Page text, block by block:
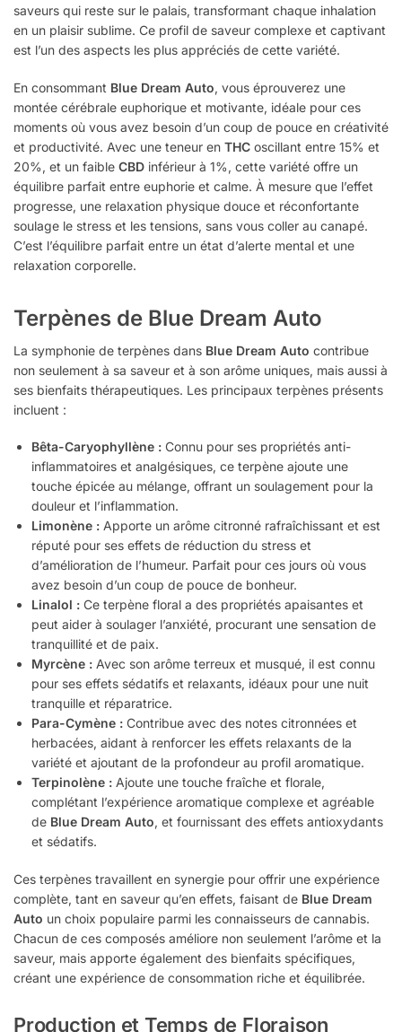
saveurs qui reste sur le palais, transformant chaque inhalation
en un plaisir sublime. Ce profil de saveur complexe et captivant
est l’un des aspects les plus appréciés de cette variété.
En consommant Blue Dream Auto, vous éprouverez une
montée cérébrale euphorique et motivante, idéale pour ces
moments où vous avez besoin d’un coup de pouce en créativité
et productivité. Avec une teneur en THC oscillant entre 15% et
20%, et un faible CBD inférieur à 1%, cette variété offre un
équilibre parfait entre euphorie et calme. À mesure que l’effet
progresse, une relaxation physique douce et réconfortante
soulage le stress et les tensions, sans vous coller au canapé.
C’est l’équilibre parfait entre un état d’alerte mental et une
relaxation corporelle.
Terpènes de Blue Dream Auto
La symphonie de terpènes dans Blue Dream Auto contribue
non seulement à sa saveur et à son arôme uniques, mais aussi à
ses bienfaits thérapeutiques. Les principaux terpènes présents
incluent :
Bêta-Caryophyllène : Connu pour ses propriétés anti-
inflammatoires et analgésiques, ce terpène ajoute une
touche épicée au mélange, offrant un soulagement pour la
douleur et l’inflammation.
Limonène : Apporte un arôme citronné rafraîchissant et est
réputé pour ses effets de réduction du stress et
d’amélioration de l’humeur. Parfait pour ces jours où vous
avez besoin d’un coup de pouce de bonheur.
Linalol : Ce terpène floral a des propriétés apaisantes et
peut aider à soulager l’anxiété, procurant une sensation de
tranquillité et de paix.
Myrcène : Avec son arôme terreux et musqué, il est connu
pour ses effets sédatifs et relaxants, idéaux pour une nuit
tranquille et réparatrice.
Para-Cymène : Contribue avec des notes citronnées et
herbacées, aidant à renforcer les effets relaxants de la
variété et ajoutant de la profondeur au profil aromatique.
Terpinolène : Ajoute une touche fraîche et florale,
complétant l’expérience aromatique complexe et agréable
de Blue Dream Auto, et fournissant des effets antioxydants
et sédatifs.
Ces terpènes travaillent en synergie pour offrir une expérience
complète, tant en saveur qu’en effets, faisant de Blue Dream
Auto un choix populaire parmi les connaisseurs de cannabis.
Chacun de ces composés améliore non seulement l’arôme et la
saveur, mais apporte également des bienfaits spécifiques,
créant une expérience de consommation riche et équilibrée.
Production et Temps de Floraison